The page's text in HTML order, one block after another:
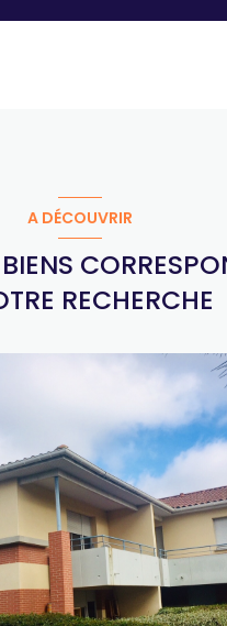
A DÉCOUVRIR
RECHERCHE